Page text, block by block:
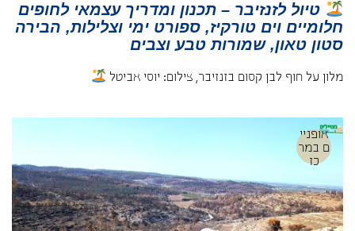
טיול לזנזיבר – תכנון ומדריך עצמאי לחופים
חלומיים וים טורקיז, ספורט ימי וצלילות, הבירה
סטון טאון, שמורות טבע וצבים
מלון על חוף לבן קסום בזנזיבר, צילום: יוסי אביטל
אופניי
ם במר
כז